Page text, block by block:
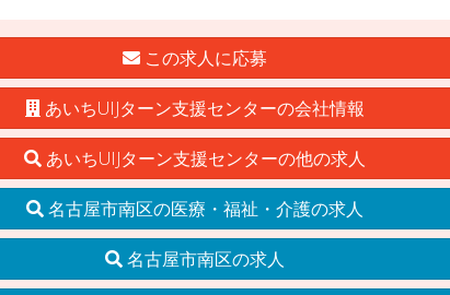
この求人に応募
あいちUIJターン支援センターの会社情報
あいちUIJターン支援センターの他の求人
名古屋市南区の医療・福祉・介護の求人
名古屋市南区の求人